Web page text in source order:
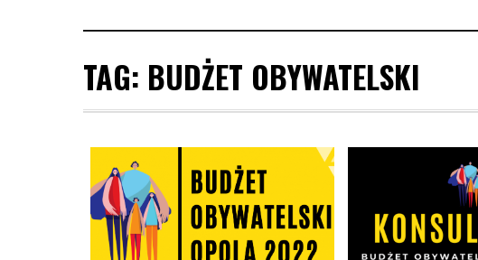
TAG: BUDŻET OBYWATELSKI